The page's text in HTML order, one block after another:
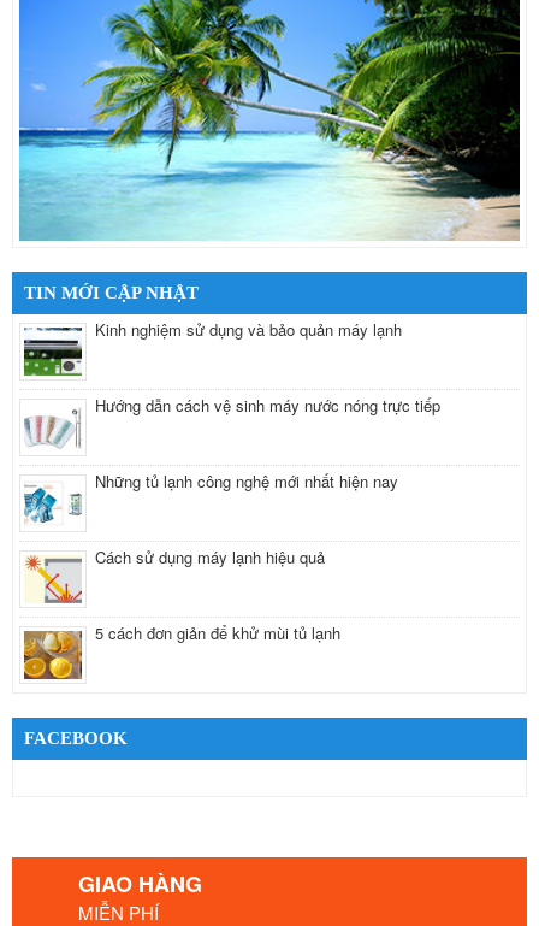
TIN MỚI CẬP NHẬT
Kinh nghiệm sử dụng và bảo quản máy lạnh
Hướng dẫn cách vệ sinh máy nước nóng trực tiếp
Những tủ lạnh công nghệ mới nhất hiện nay
Cách sử dụng máy lạnh hiệu quả
5 cách đơn giản để khử mùi tủ lạnh
FACEBOOK
GIAO HÀNG
MIỄN PHÍ